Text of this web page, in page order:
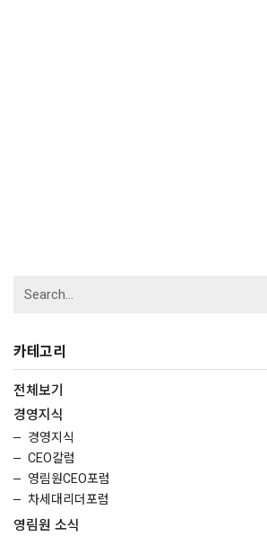
for:
카테고리
전체보기
경영지식
경영지식
CEO칼럼
영림원CEO포럼
차세대리더포럼
영림원 소식